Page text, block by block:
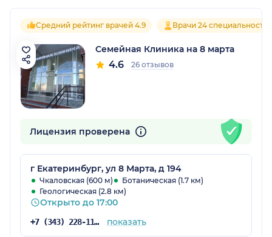
Средний рейтинг врачей 4.9 Врачи 24
Семейная Клиника на 8 марта
4.6 26 отзывов
Лицензия проверена
г Екатеринбург, ул 8 Марта, д 194
Чкаловская (600 м)
Ботаническая (1.7 км)
Геологическая (2.8 км)
Открыто до 17:00
+7 (343) 228-11-28 показать